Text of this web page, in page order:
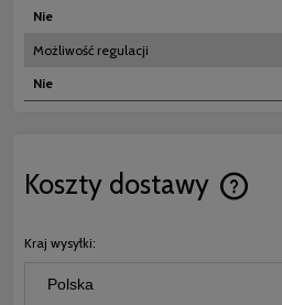
Nie
Możliwość regulacji
Nie
Koszty dostawy
Cena
Kraj wysyłki: